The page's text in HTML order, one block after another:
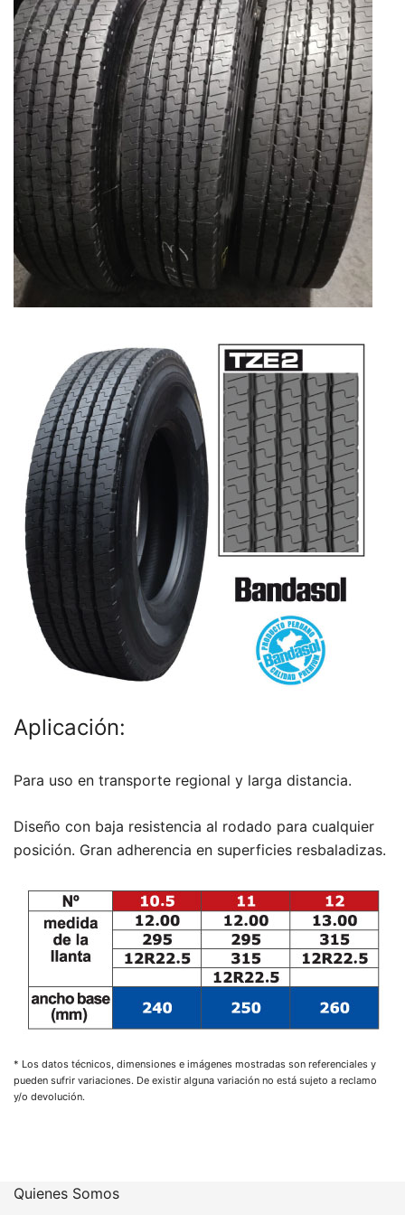
Aplicación:
Para uso en transporte regional y larga distancia.
Diseño con baja resistencia al rodado para cualquier
posición. Gran adherencia en superficies resbaladizas.
* Los datos técnicos, dimensiones e imágenes mostradas son referenciales y
pueden sufrir variaciones. De existir alguna variación no está sujeto a reclamo
y/o devolución.
Quienes Somos